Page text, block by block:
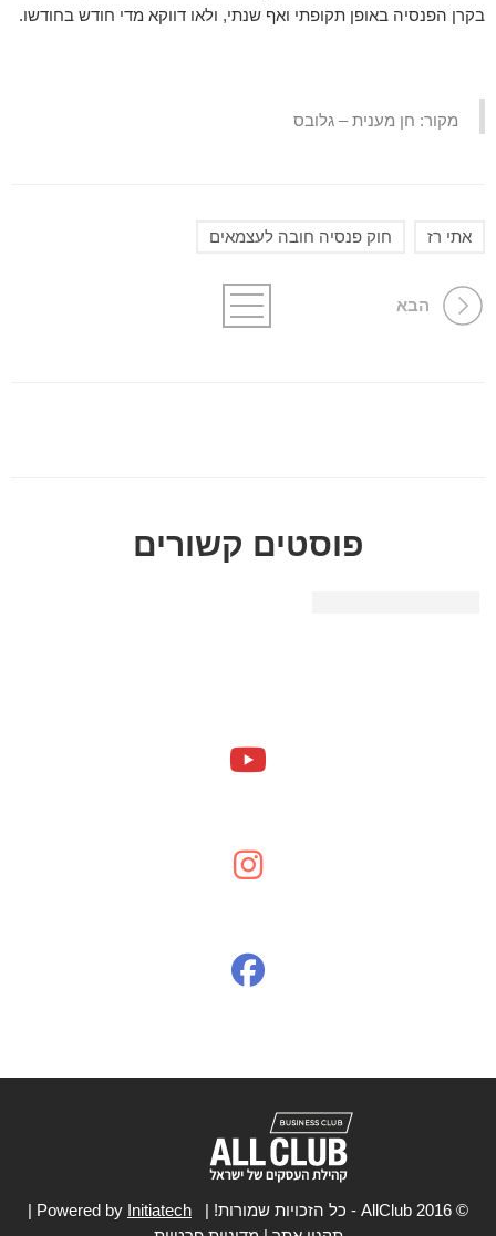
בקרן הפנסיה באופן תקופתי ואף שנתי, ולאו דווקא מדי חודש בחודשו.
מקור: חן מענית – גלובס
אתי רז חוק פנסיה חובה לעצמאים
הבא
פוסטים קשורים
© 2016 AllClub - כל הזכויות שמורות! | Powered by Initiatech